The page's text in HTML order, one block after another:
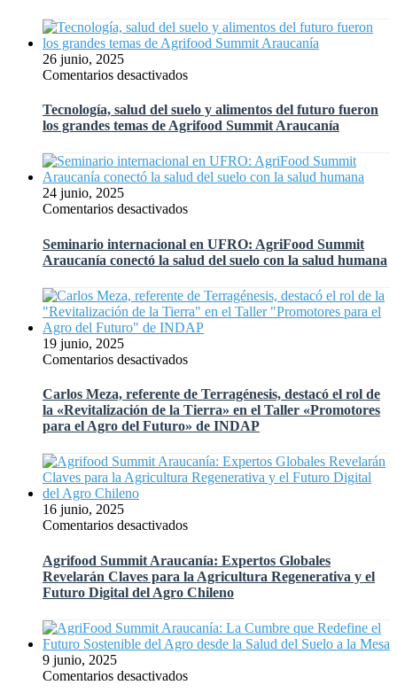
el
Biobío
presentaciones
Carlos
Meza,
26 junio, 2025
Comentarios desactivadosen
salud
del
y
alimentos
del
fueron
grandes
temas
Agrifood
Summit
Araucanía
Tecnología, salud del suelo y alimentos del futuro fueron
los grandes temas de Agrifood Summit Araucanía
24 junio, 2025
Comentarios desactivadosen
internacional
en
UFRO:
AgriFood
Summit
Araucanía
conectó
salud
suelo
con
la
humana
Seminario internacional en UFRO: AgriFood Summit
Araucanía conectó la salud del suelo con la salud humana
19 junio, 2025
Comentarios desactivadosen
Meza,
referente
de
destacó
el
rol
«Revitalización
la
Tierra»
en
Taller
«Promotores
el
Carlos Meza, referente de Terragénesis, destacó el rol de
la «Revitalización de la Tierra» en el Taller «Promotores
para el Agro del Futuro» de INDAP
16 junio, 2025
Comentarios desactivadosen
Summit
Araucanía:
Expertos
Globales
Revelarán
Claves
para
Agricultura
Agrifood Summit Araucanía: Expertos Globales
Revelarán Claves para la Agricultura Regenerativa y el
Futuro Digital del Agro Chileno
9 junio, 2025
Comentarios desactivadosen